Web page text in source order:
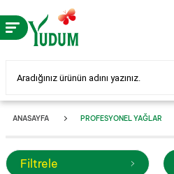
ANASAYFA PROFESYONEL YAĞLAR
Filtrele